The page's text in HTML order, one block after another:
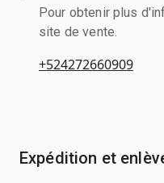
Pour obtenir plus
site de vente.
+524272660909
Expédition et